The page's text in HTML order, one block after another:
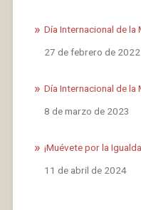
Día Internacional de la
Fecha
27 de febrero de 2022
Día Internacional de la
Fecha
8 de marzo de 2023
¡Muévete por la
Fecha
11 de abril de 2024